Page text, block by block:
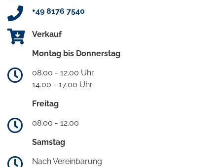
+49 8176 7540
Verkauf
Montag bis Donnerstag
08.00 - 12.00 Uhr
14.00 - 17.00 Uhr
Freitag
08.00 - 12.00
Samstag
Nach Vereinbarung